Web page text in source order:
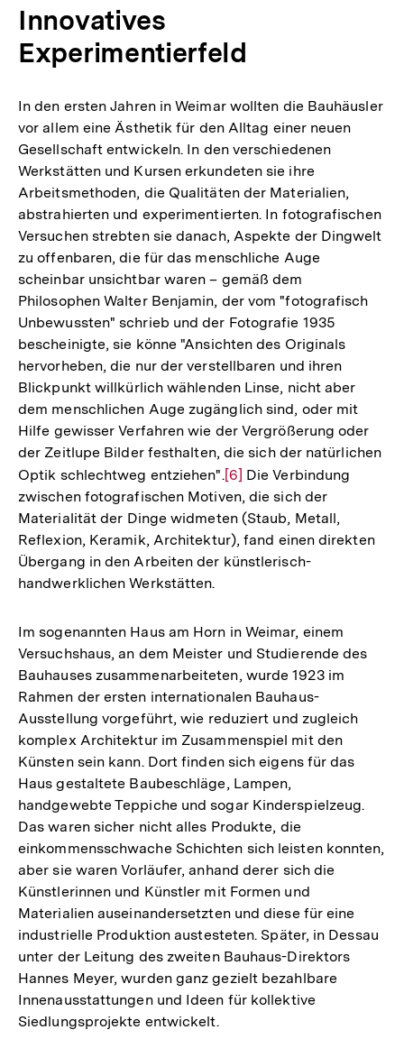
Innovatives
Experimentierfeld
In den ersten Jahren in Weimar wollten die Bauhäusler
vor allem eine Ästhetik für den Alltag einer neuen
Gesellschaft entwickeln. In den verschiedenen
Werkstätten und Kursen erkundeten sie ihre
Arbeitsmethoden, die Qualitäten der Materialien,
abstrahierten und experimentierten. In fotografischen
Versuchen strebten sie danach, Aspekte der Dingwelt
zu offenbaren, die für das menschliche Auge
scheinbar unsichtbar waren – gemäß dem
Philosophen Walter Benjamin, der vom "fotografisch
Unbewussten" schrieb und der Fotografie 1935
bescheinigte, sie könne "Ansichten des Originals
hervorheben, die nur der verstellbaren und ihren
Blickpunkt willkürlich wählenden Linse, nicht aber
dem menschlichen Auge zugänglich sind, oder mit
Hilfe gewisser Verfahren wie der Vergrößerung oder
der Zeitlupe Bilder festhalten, die sich der natürlichen
Optik schlechtweg entziehen".Zur
Auflösung
der
Fußnote
[6] Die Verbindung
zwischen fotografischen Motiven, die sich der
Materialität der Dinge widmeten (Staub, Metall,
Reflexion, Keramik, Architektur), fand einen direkten
Übergang in den Arbeiten der künstlerisch-
handwerklichen Werkstätten.
Im sogenannten Haus am Horn in Weimar, einem
Versuchshaus, an dem Meister und Studierende des
Bauhauses zusammenarbeiteten, wurde 1923 im
Rahmen der ersten internationalen Bauhaus-
Ausstellung vorgeführt, wie reduziert und zugleich
komplex Architektur im Zusammenspiel mit den
Künsten sein kann. Dort finden sich eigens für das
Haus gestaltete Baubeschläge, Lampen,
handgewebte Teppiche und sogar Kinderspielzeug.
Das waren sicher nicht alles Produkte, die
einkommensschwache Schichten sich leisten konnten,
aber sie waren Vorläufer, anhand derer sich die
Künstlerinnen und Künstler mit Formen und
Materialien auseinandersetzten und diese für eine
industrielle Produktion austesteten. Später, in Dessau
unter der Leitung des zweiten Bauhaus-Direktors
Hannes Meyer, wurden ganz gezielt bezahlbare
Innenausstattungen und Ideen für kollektive
Siedlungsprojekte entwickelt.